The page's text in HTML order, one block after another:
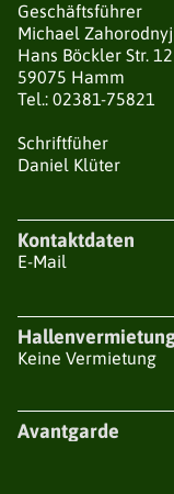
Geschäftsführer
Michael Zahorodnyj
Hans Böckler Str. 12
59075 Hamm
Tel.: 02381-75821
Schriftfüher
Daniel Klüter
Kontaktdaten
E-Mail
Keine Vermietung
Avantgarde